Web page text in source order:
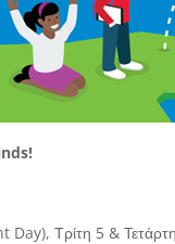
Day), Τρίτη 5 &